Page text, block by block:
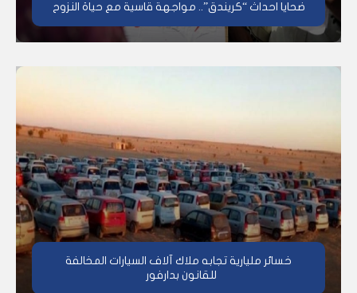
ضحايا احداث “كريندق”.. مواجهة قاسية مع حياة النزوح
خسائر مليارية تجابه ملاك آلاف السيارات المخالفة
للقانون بدارفور